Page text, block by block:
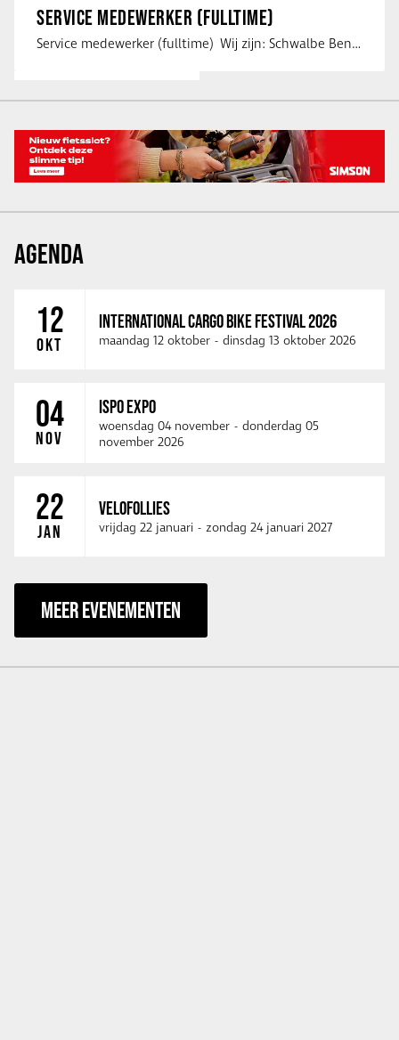
SERVICE MEDEWERKER (FULLTIME)
Service medewerker (fulltime) Wij zijn: Schwalbe Benelux; merkeigenaar, …
AGENDA
12
OKT
INTERNATIONAL CARGO BIKE FESTIVAL 2026
maandag 12 oktober - dinsdag 13 oktober 2026
04
NOV
ISPO EXPO
woensdag 04 november - donderdag 05
november 2026
22
JAN
VELOFOLLIES
vrijdag 22 januari - zondag 24 januari 2027
MEER EVENEMENTEN